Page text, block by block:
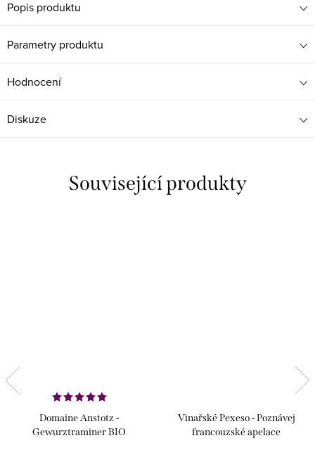
Popis produktu
Parametry produktu
Hodnocení
Diskuze
Související produkty
Domaine Anstotz -
Gewurztraminer BIO
Vinařské Pexeso - Poznávej
francouzské apelace